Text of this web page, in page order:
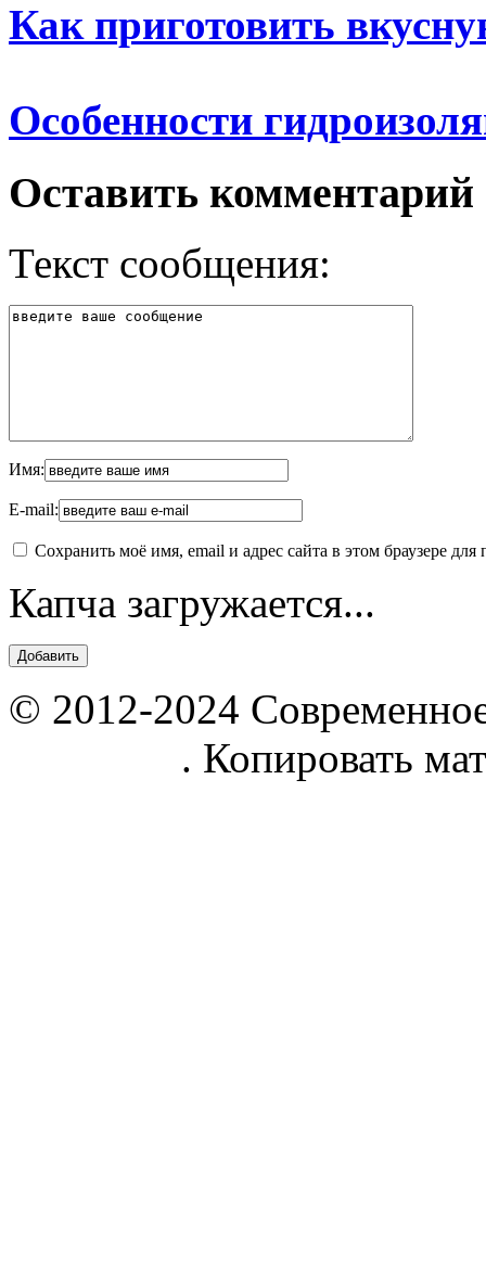
Как приготовить
Особенности
Оставить комментарий
Текст сообщения:
Имя:
E-mail:
Сохранить моё имя, email и адрес сайта в этом браузере
Капча загружается...
© 2012-2024
. Копировать